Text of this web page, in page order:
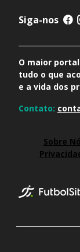
Siga-nos
O maior
tudo o que
e a vida dos
Contato:
Sobre